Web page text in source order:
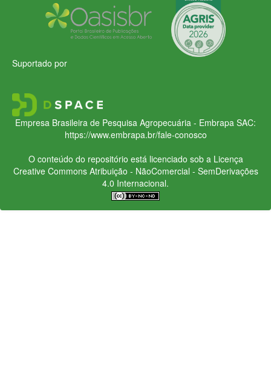
Suportado por
Empresa Brasileira de Pesquisa Agropecuária - Embrapa SAC:
https://www.embrapa.br/fale-conosco
O conteúdo do repositório está licenciado sob a Licença
Creative CommonsAtribuição - NãoComercial - SemDerivações
4.0 Internacional.